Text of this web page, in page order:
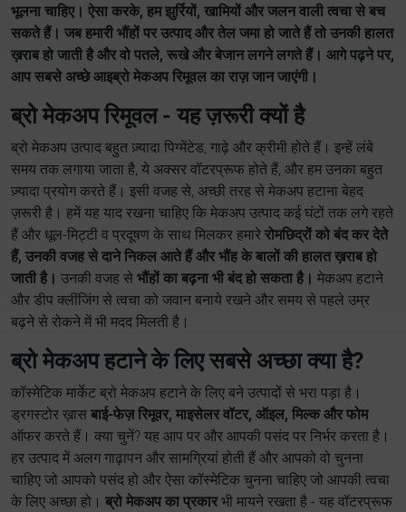
भूलना चाहिए। ऐसा करके, हम झुर्रियों, खामियों और जलन वाली त्वचा से बच
सकते हैं। जब हमारी भौंहों पर उत्पाद और तेल जमा हो जाते हैं तो उनकी हालत
ख़राब हो जाती है और वो पतले, रूखे और बेजान लगने लगते हैं। आगे पढ़ने पर,
आप सबसे अच्छे आइब्रो मेकअप रिमूवल का राज़ जान जाएंगी।
ब्रो मेकअप रिमूवल - यह ज़रूरी क्यों है
ब्रो मेकअप उत्पाद बहुत ज़्यादा पिग्मेंटेड, गाढ़े और क्रीमी होते हैं। इन्हें लंबे
समय तक लगाया जाता है, ये अक्सर वॉटरप्रूफ होते हैं, और हम उनका बहुत
ज़्यादा प्रयोग करते हैं। इसी वजह से, अच्छी तरह से मेकअप हटाना बेहद
ज़रूरी है। हमें यह याद रखना चाहिए कि मेकअप उत्पाद कई घंटों तक लगे रहते
हैं और धूल-मिट्टी व प्रदूषण के साथ मिलकर हमारे रोमछिद्रों को बंद कर देते
हैं, उनकी वजह से दाने निकल आते हैं और भौंह के बालों की हालत ख़राब हो
जाती है। उनकी वजह से भौंहों का बढ़ना भी बंद हो सकता है। मेकअप हटाने
और डीप क्लींजिंग से त्वचा को जवान बनाये रखने और समय से पहले उम्र
बढ़ने से रोकने में भी मदद मिलती है।
ब्रो मेकअप हटाने के लिए सबसे अच्छा क्या है?
कॉस्मेटिक मार्केट ब्रो मेकअप हटाने के लिए बने उत्पादों से भरा पड़ा है।
ड्रगस्टोर ख़ास बाई-फेज़ रिमूवर, माइसेलर वॉटर, ऑइल, मिल्क और फोम
ऑफर करते हैं। क्या चुनें? यह आप पर और आपकी पसंद पर निर्भर करता है।
हर उत्पाद में अलग गाढ़ापन और सामग्रियां होती हैं और आपको वो चुनना
चाहिए जो आपको पसंद हो और ऐसा कॉस्मेटिक चुनना चाहिए जो आपकी त्वचा
के लिए अच्छा हो। ब्रो मेकअप का प्रकारभी मायने रखता है - यह वॉटरप्रूफ